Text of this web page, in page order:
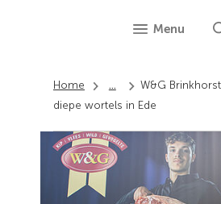
Menu
Home ...
W&G
diepe wortels in Ede